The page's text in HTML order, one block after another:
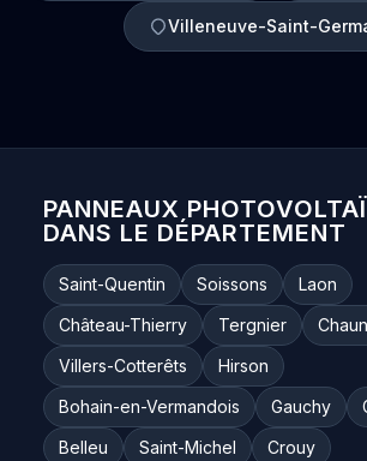
Villeneuve-Saint-
PANNEAUX
DANS LE DÉPARTEMENT
Saint-Quentin Soissons
Laon
Château-Thierry
Tergnier
Villers-Cotterêts
Hirson
Bohain-en-Vermandois
Gauchy
Belleu
Saint-Michel
Crouy